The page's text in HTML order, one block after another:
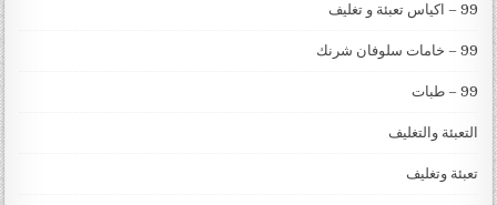
99 – اكياس تعبئة و تغليف
99 – خامات سلوفان شرنك
99 – طبات
التعبئة والتغليف
تعبئة وتغليف